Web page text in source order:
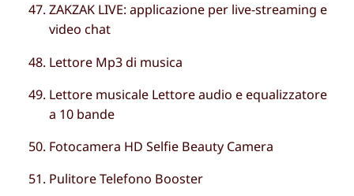
ZAKZAK LIVE: applicazione per live-streaming e
video chat
Lettore Mp3 di musica
Lettore musicale Lettore audio e equalizzatore
a 10 bande
Fotocamera HD Selfie Beauty Camera
Pulitore Telefono Booster